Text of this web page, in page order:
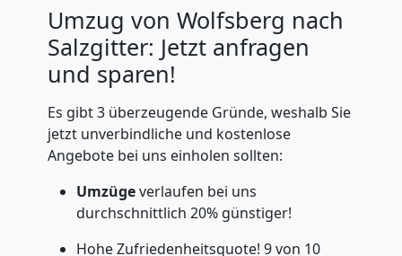
Umzug von Wolfsberg nach
Salzgitter: Jetzt anfragen
und sparen!
Es gibt 3 überzeugende Gründe, weshalb Sie
jetzt unverbindliche und kostenlose
Angebote bei uns einholen sollten:
Umzügeverlaufen bei uns
durchschnittlich 20% günstiger!
Hohe Zufriedenheitsquote! 9 von 10